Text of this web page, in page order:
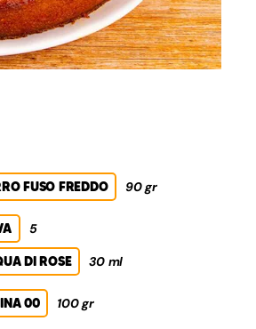
FUSO FREDDO 90 gr
5
DI ROSE 30 ml
00 100 gr